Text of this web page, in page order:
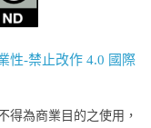
性-禁止改作 4.0 國際
得為商業目的之使用，